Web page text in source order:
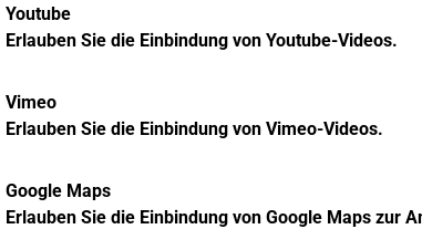
Youtube
Erlauben Sie die Einbindung von Youtube-Videos.
Vimeo
Erlauben Sie die Einbindung von Vimeo-Videos.
Google Maps
Erlauben Sie die Einbindung von Google Maps zur